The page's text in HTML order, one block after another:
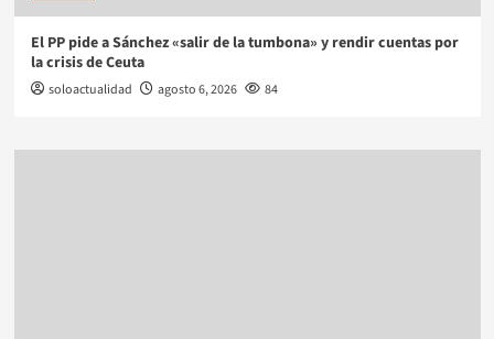
El PP pide a Sánchez «salir de la tumbona» y rendir cuentas por
la crisis de Ceuta
soloactualidad agosto 6, 2026 84